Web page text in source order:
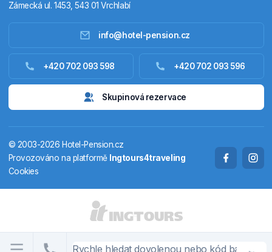
Ubytování zahraniční
Termály
Chaty a chalupy
DE
Zámecká ul. 1453, 543 01 Vrchlabí
info@hotel-pension.cz
+420 702 093 598 +420 702 093 596
Skupinová rezervace
© 2003-2026 Hotel-Pension.cz
Provozováno na platformě Ingtours4traveling
Cookies